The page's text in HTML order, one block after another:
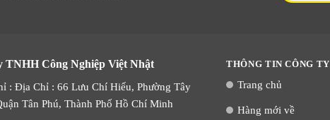
TNHH Công Nghiệp Việt Nhật
: Địa Chỉ : 66 Lưu Chí Hiếu, Phường Tây
Tân Phú, Thành Phố Hồ Chí Minh
THÔNG TIN CÔNG TY
Trang chủ
Hàng mới về